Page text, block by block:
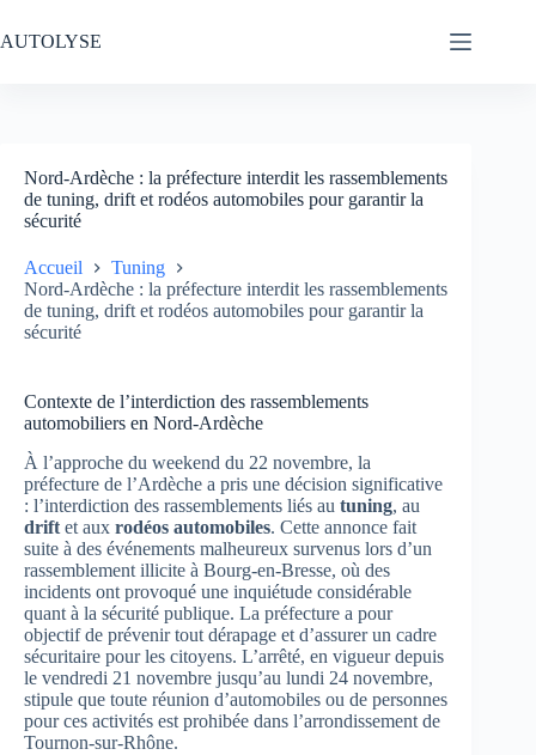
au
contenu
AUTOLYSE
Nord-Ardèche : la préfecture interdit les rassemblements
de tuning, drift et rodéos automobiles pour garantir la
sécurité
Accueil
Tuning
Nord-Ardèche : la préfecture interdit les rassemblements
de tuning, drift et rodéos automobiles pour garantir la
sécurité
Contexte de l’interdiction des rassemblements
automobiliers en Nord-Ardèche
À l’approche du weekend du 22 novembre, la
préfecture de l’Ardèche a pris une décision significative
: l’interdiction des rassemblements liés au tuning, au
drift et aux rodéos automobiles. Cette annonce fait
suite à des événements malheureux survenus lors d’un
rassemblement illicite à Bourg-en-Bresse, où des
incidents ont provoqué une inquiétude considérable
quant à la sécurité publique. La préfecture a pour
objectif de prévenir tout dérapage et d’assurer un cadre
sécuritaire pour les citoyens. L’arrêté, en vigueur depuis
le vendredi 21 novembre jusqu’au lundi 24 novembre,
stipule que toute réunion d’automobiles ou de personnes
pour ces activités est prohibée dans l’arrondissement de
Tournon-sur-Rhône.